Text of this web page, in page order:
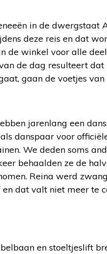
in de dwergstaat
deze reis en dat
de winkel voor alle
de dag resulteert
gaan de voetjes van
jarenlang een
danspaar voor
We deden soms
behaalden ze de
Reina werd
dat valt niet meer te
en stoeltjeslift